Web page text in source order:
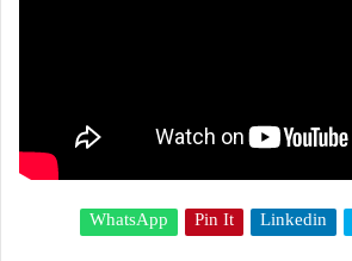
Linkedin
Pin It
WhatsApp